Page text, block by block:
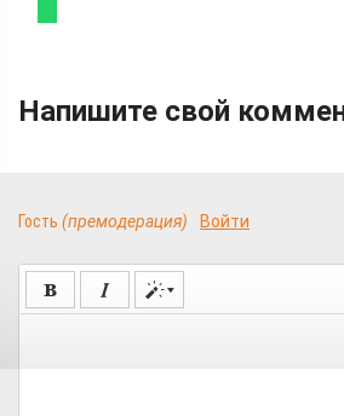
Напишите свой
Гость (премодерация) Войти